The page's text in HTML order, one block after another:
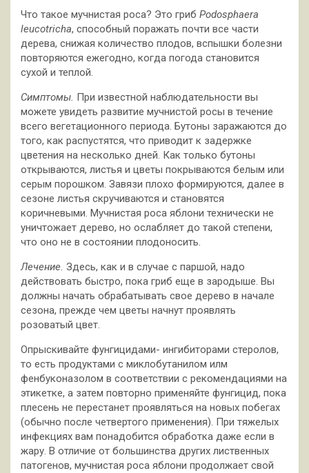
Что такое мучнистая роса? Это гриб Podosphaera
leucotricha, способный поражать почти все части
дерева, снижая количество плодов, вспышки болезни
повторяются ежегодно, когда погода становится
сухой и теплой.
Симптомы. При известной наблюдательности вы
можете увидеть развитие мучнистой росы в течение
всего вегетационного периода. Бутоны заражаются до
того, как распустятся, что приводит к задержке
цветения на несколько дней. Как только бутоны
открываются, листья и цветы покрываются белым или
серым порошком. Завязи плохо формируются, далее в
сезоне листья скручиваются и становятся
коричневыми. Мучнистая роса яблони технически не
уничтожает дерево, но ослабляет до такой степени,
что оно не в состоянии плодоносить.
Лечение. Здесь, как и в случае с паршой, надо
действовать быстро, пока гриб еще в зародыше. Вы
должны начать обрабатывать свое дерево в начале
сезона, прежде чем цветы начнут проявлять
розоватый цвет.
Опрыскивайте фунгицидами- ингибиторами стеролов,
то есть продуктами с миклобутанилом илм
фенбуконазолом в соответствии с рекомендациями на
этикетке, а затем повторно применяйте фунгицид, пока
плесень не перестанет проявляться на новых побегах
(обычно после четвертого применения). При тяжелых
инфекциях вам понадобится обработка даже если в
жару. В отличие от большинства других лиственных
патогенов, мучнистая роса яблони продолжает свой